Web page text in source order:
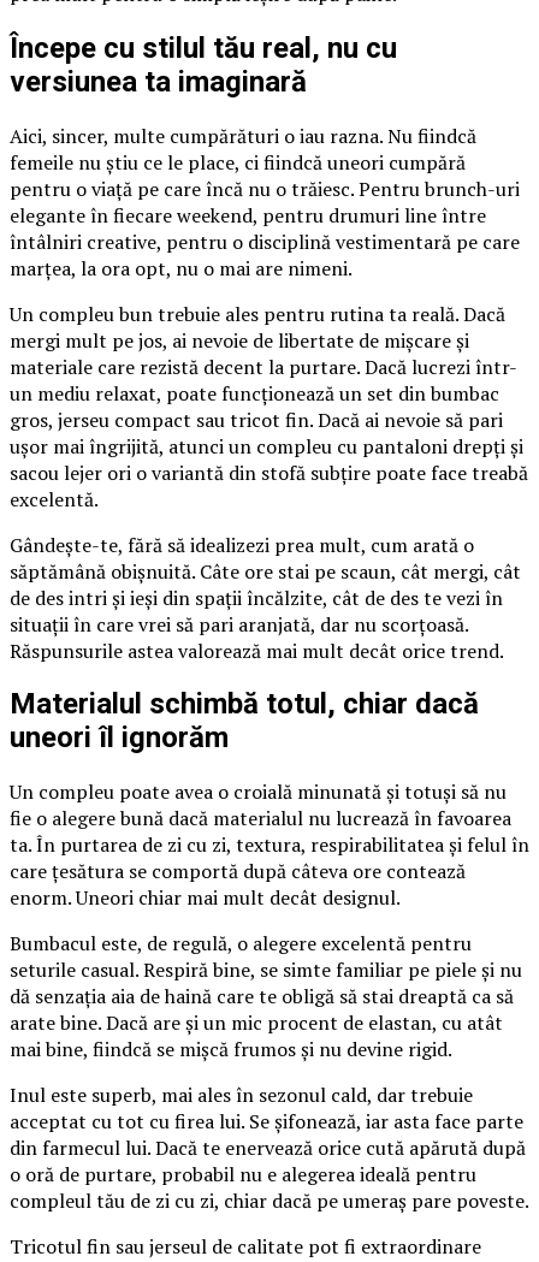
Începe cu stilul tău real, nu cu
versiunea ta imaginară
Aici, sincer, multe cumpărături o iau razna. Nu fiindcă
femeile nu știu ce le place, ci fiindcă uneori cumpără
pentru o viață pe care încă nu o trăiesc. Pentru brunch-uri
elegante în fiecare weekend, pentru drumuri line între
întâlniri creative, pentru o disciplină vestimentară pe care
marțea, la ora opt, nu o mai are nimeni.
Un compleu bun trebuie ales pentru rutina ta reală. Dacă
mergi mult pe jos, ai nevoie de libertate de mișcare și
materiale care rezistă decent la purtare. Dacă lucrezi într-
un mediu relaxat, poate funcționează un set din bumbac
gros, jerseu compact sau tricot fin. Dacă ai nevoie să pari
ușor mai îngrijită, atunci un compleu cu pantaloni drepți și
sacou lejer ori o variantă din stofă subțire poate face treabă
excelentă.
Gândește-te, fără să idealizezi prea mult, cum arată o
săptămână obișnuită. Câte ore stai pe scaun, cât mergi, cât
de des intri și ieși din spații încălzite, cât de des te vezi în
situații în care vrei să pari aranjată, dar nu scorțoasă.
Răspunsurile astea valorează mai mult decât orice trend.
Materialul schimbă totul, chiar dacă
uneori îl ignorăm
Un compleu poate avea o croială minunată și totuși să nu
fie o alegere bună dacă materialul nu lucrează în favoarea
ta. În purtarea de zi cu zi, textura, respirabilitatea și felul în
care țesătura se comportă după câteva ore contează
enorm. Uneori chiar mai mult decât designul.
Bumbacul este, de regulă, o alegere excelentă pentru
seturile casual. Respiră bine, se simte familiar pe piele și nu
dă senzația aia de haină care te obligă să stai dreaptă ca să
arate bine. Dacă are și un mic procent de elastan, cu atât
mai bine, fiindcă se mișcă frumos și nu devine rigid.
Inul este superb, mai ales în sezonul cald, dar trebuie
acceptat cu tot cu firea lui. Se șifonează, iar asta face parte
din farmecul lui. Dacă te enervează orice cută apărută după
o oră de purtare, probabil nu e alegerea ideală pentru
compleul tău de zi cu zi, chiar dacă pe umeraș pare poveste.
Tricotul fin sau jerseul de calitate pot fi extraordinare